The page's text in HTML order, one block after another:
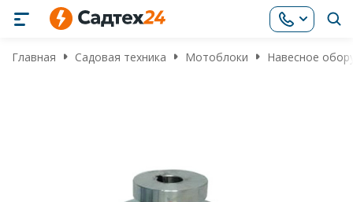
Главная Садовая техника Мотоблоки Навесное